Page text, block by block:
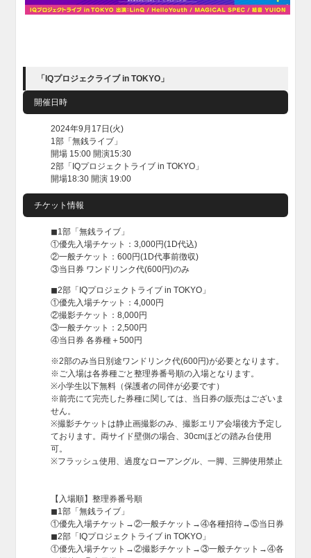
「IQプロジェクライブ in TOKYO」
開催日時
2024年9月17日(火)
1部「無銭ライブ」
開場 15:00 開演15:30
2部「IQプロジェクトライブ in TOKYO」
開場18:30 開演 19:00
チケット情報
◼︎1部「無銭ライブ」
①優先入場チケット：3,000円(1D代込)
②一般チケット：600円(1D代事前徴収)
③当日券 ワンドリンク代(600円)のみ
◼︎2部「IQプロジェクトライブ in TOKYO」
①優先入場チケット：4,000円
②撮影チケット：8,000円
③一般チケット：2,500円
④当日券 各券種＋500円
※2部のみ当日別途ワンドリンク代(600円)が必要となります。
※ご入場は各券種ごと整理券番号順の入場となります。
※小学生以下無料（保護者の同伴が必要です）
※前売にて完売した券種に関しては、当日券の販売はございま
せん。
※撮影チケットは静止画撮影のみ、撮影エリア会場後方予定し
ております。両サイド壁側の場合、30cmほどの踏み台使用
可。
※フラッシュ使用、過度なローアングル、一脚、三脚使用禁止
【入場順】整理券番号順
◼︎1部「無銭ライブ」
①優先入場チケット→②一般チケット→④各種招待→⑤当日券
◼︎2部「IQプロジェクトライブ in TOKYO」
①優先入場チケット→②撮影チケット→③一般チケット→④各